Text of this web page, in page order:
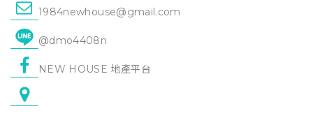
1984newhouse@gmail.com
@dmo4408n
NEW HOUSE 地產平台